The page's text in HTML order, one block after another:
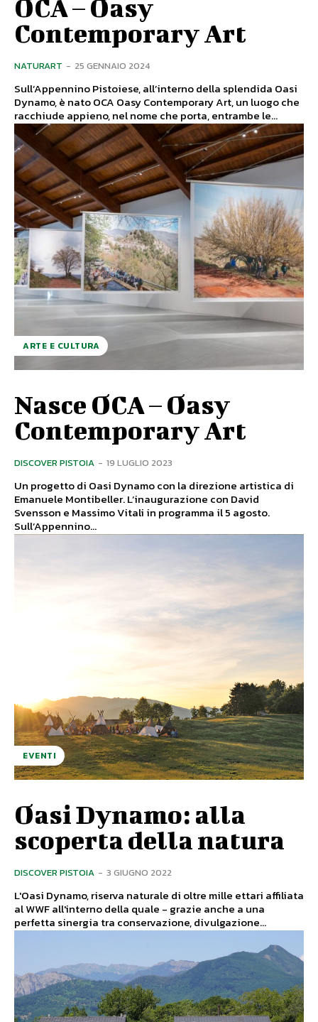
OCA – Oasy
Contemporary Art
NATURART - 25 GENNAIO 2024
Sull’Appennino Pistoiese, all’interno della splendida Oasi
Dynamo, è nato OCA Oasy Contemporary Art, un luogo che
racchiude appieno, nel nome che porta, entrambe le...
ARTE E CULTURA
Nasce OCA – Oasy
Contemporary Art
DISCOVER PISTOIA - 19 LUGLIO 2023
Un progetto di Oasi Dynamo con la direzione artistica di
Emanuele Montibeller. L’inaugurazione con David
Svensson e Massimo Vitali in programma il 5 agosto.
Sull’Appennino...
EVENTI
Oasi Dynamo: alla
scoperta della natura
DISCOVER PISTOIA - 3 GIUGNO 2022
L'Oasi Dynamo, riserva naturale di oltre mille ettari affiliata
al WWF all'interno della quale - grazie anche a una
perfetta sinergia tra conservazione, divulgazione...